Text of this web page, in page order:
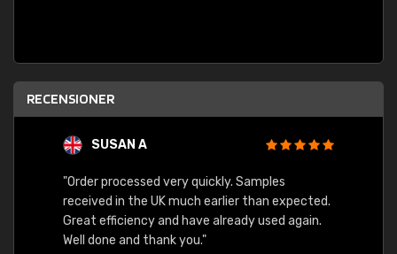
RECENSIONER
SUSAN A
"Order processed very quickly. Samples
received in the UK much earlier than expected.
Great efficiency and have already used again.
Well done and thank you."